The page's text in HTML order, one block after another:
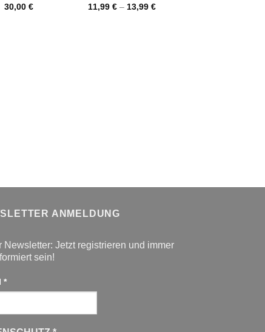
Ursprünglicher
30,00€Aktueller
11,99€ – 13,99€
ANMELDUNG
Newsletter: Jetzt registrieren und immer
sein!
*